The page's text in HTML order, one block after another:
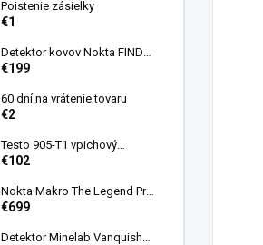
Poistenie zásielky
€1
Detektor kovov Nokta FINDX
Pro
€199
60 dní na vrátenie tovaru
€2
Testo 905-T1 vpichový
teplomer
€102
Nokta Makro The Legend Pro
Pack - model 2024
€699
Detektor Minelab Vanquish